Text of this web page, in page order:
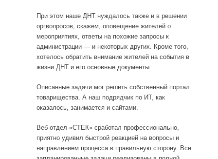
При этом наше ДНТ нуждалось также и в решении
оргвопросов, скажем, оповещение жителей о
мероприятиях, ответы на похожие запросы к
администрации — и некоторых других. Кроме того,
хотелось обратить внимание жителей на события в
жизни ДНТ и его основные документы.
Описанные задачи мог решить собственный портал
товарищества. А наш подрядчик по ИТ, как
оказалось, занимается и сайтами.
Веб-отдел «СТЕК» сработал профессионально,
приятно удивил быстрой реакцией на вопросы и
направлением процесса в правильную сторону. Все